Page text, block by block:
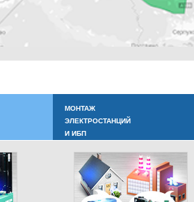
МОНТАЖ
ЭЛЕКТРОСТАНЦИЙ
И ИБП